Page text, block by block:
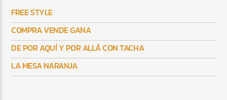
FREE STYLE
COMPRA VENDE GANA
DE POR AQUÍ Y POR ALLÁ CON TACHA
LA MESA NARANJA